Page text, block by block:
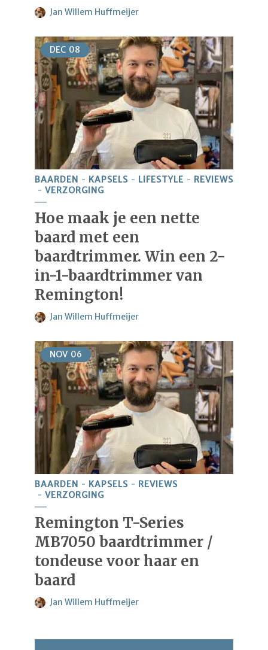
Jan Willem Huffmeijer
DEC 08
BAARDEN KAPSELS LIFESTYLE
REVIEWS
VERZORGING
Hoe maak je een nette
baard met een
baardtrimmer. Win een 2-
in-1-baardtrimmer van
Remington!
Jan Willem Huffmeijer
NOV 06
BAARDEN KAPSELS
REVIEWS
VERZORGING
Remington T-Series
MB7050 baardtrimmer /
tondeuse voor haar en
baard
Jan Willem Huffmeijer